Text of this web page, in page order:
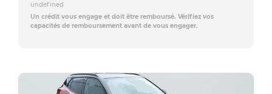
undefined
Un crédit vous engage et doit être remboursé. Vérifiez vos
capacités de remboursement avant de vous engager.